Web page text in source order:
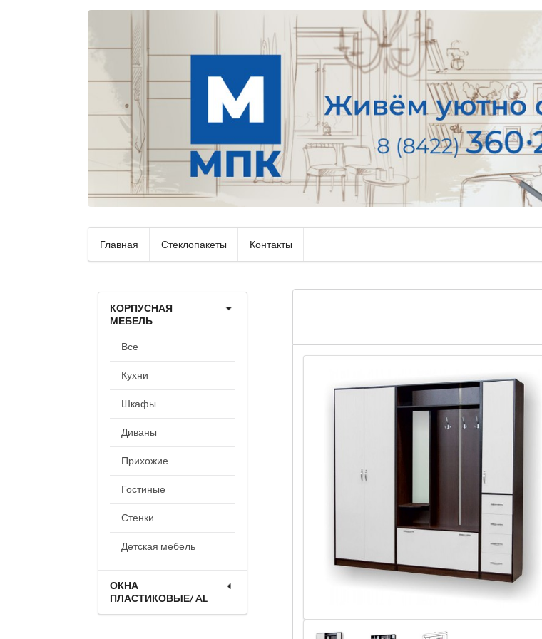
Главная Стеклопакеты Контакты
КОРПУСНАЯ
МЕБЕЛЬ
Все
Кухни
Шкафы
Диваны
Прихожие
Гостиные
Стенки
Детская мебель
ОКНА
ПЛАСТИКОВЫЕ/ AL